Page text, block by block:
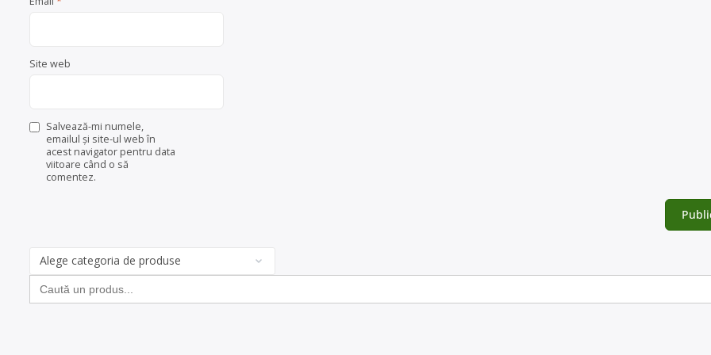
Site web
Salvează-mi numele,
emailul și site-ul web în
acest navigator pentru data
viitoare când o să
comentez.
Categorii
de
produse
Search
for: